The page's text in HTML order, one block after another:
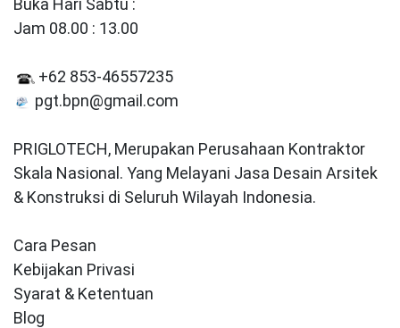
Buka Hari Sabtu :
Jam 08.00 : 13.00
+62 853-46557235
pgt.bpn@gmail.com
PRIGLOTECH, Merupakan Perusahaan Kontraktor
Skala Nasional. Yang Melayani Jasa Desain Arsitek
& Konstruksi di Seluruh Wilayah Indonesia.
Cara Pesan
Kebijakan Privasi
Syarat & Ketentuan
Blog